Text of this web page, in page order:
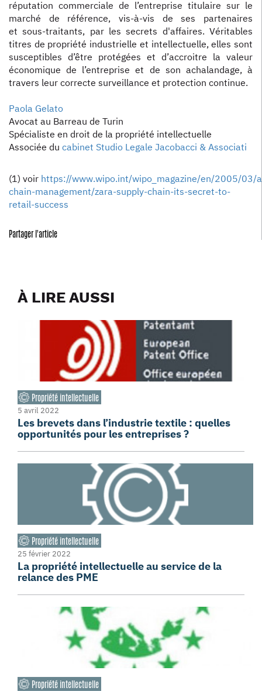
réputation commerciale de l’entreprise titulaire sur le
marché de référence, vis-à-vis de ses partenaires
et sous-traitants, par les secrets d'affaires. Véritables
titres de propriété industrielle et intellectuelle, elles sont
susceptibles d’être protégées et d’accroitre la valeur
économique de l’entreprise et de son achalandage, à
travers leur correcte surveillance et protection continue.
Paola Gelato
Avocat au Barreau de Turin
Spécialiste en droit de la propriété intellectuelle
Associée du cabinet Studio Legale Jacobacci & Associati
(1) voir https://www.wipo.int/wipo_magazine/en/2005/03/
chain-management/zara-supply-chain-its-secret-to-
retail-success
Partager l'article
À LIRE AUSSI
Propriété intellectuelle
5 avril 2022
Les brevets dans l’industrie textile : quelles
opportunités pour les entreprises ?
Propriété intellectuelle
25 février 2022
La propriété intellectuelle au service de la
relance des PME
Propriété intellectuelle